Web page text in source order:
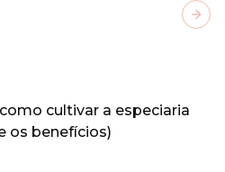
cultivar a especiaria
os benefícios)